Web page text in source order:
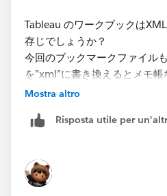
Tableau のワークブックは
存じでしょうか？
今回のブックマークファイル
を”xml”に書き換えるとメモ
す。（あくまで中身の閲覧の
ており、それを参照してデー
ートされるようです。
このため、そこにアクセスで
Mostra altro
Risposta utile per